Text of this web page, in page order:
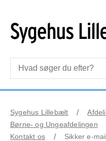
Sygehus Lillebælt
Børne- og Ungeafdelingen
Kontakt os
Sikker e-